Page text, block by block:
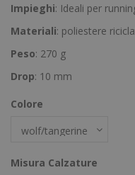
Impieghi: Ideali per
Materiali: poliestere
Peso: 270 g
Drop: 10 mm
Colore
Misura Calzature